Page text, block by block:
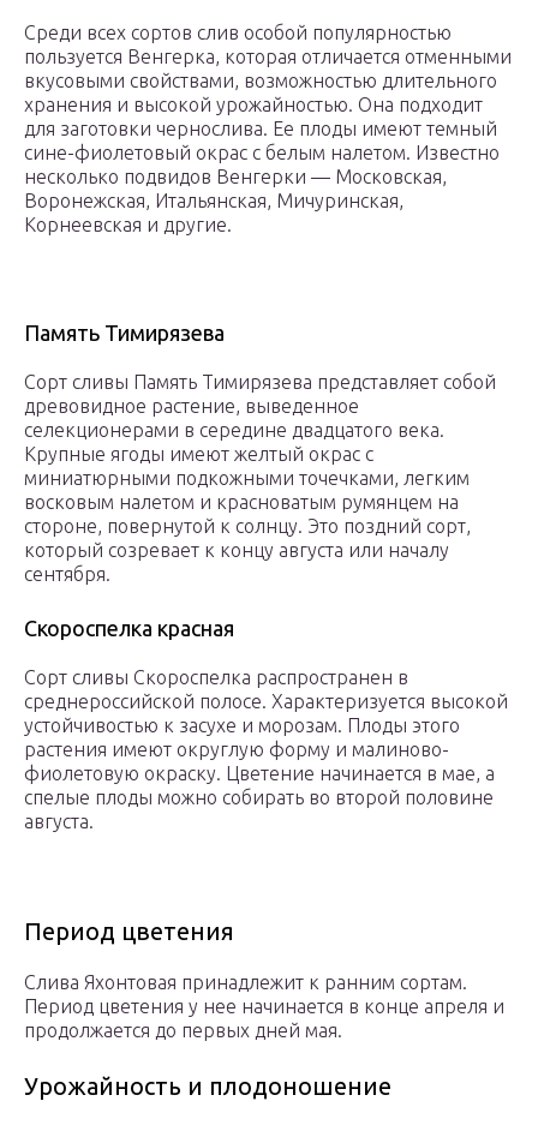
Среди всех сортов слив особой популярностью
пользуется Венгерка, которая отличается отменными
вкусовыми свойствами, возможностью длительного
хранения и высокой урожайностью. Она подходит
для заготовки чернослива. Ее плоды имеют темный
сине-фиолетовый окрас с белым налетом. Известно
несколько подвидов Венгерки — Московская,
Воронежская, Итальянская, Мичуринская,
Корнеевская и другие.
Память Тимирязева
Сорт сливы Память Тимирязева представляет собой
древовидное растение, выведенное
селекционерами в середине двадцатого века.
Крупные ягоды имеют желтый окрас с
миниатюрными подкожными точечками, легким
восковым налетом и красноватым румянцем на
стороне, повернутой к солнцу. Это поздний сорт,
который созревает к концу августа или началу
сентября.
Скороспелка красная
Сорт сливы Скороспелка распространен в
среднероссийской полосе. Характеризуется высокой
устойчивостью к засухе и морозам. Плоды этого
растения имеют округлую форму и малиново-
фиолетовую окраску. Цветение начинается в мае, а
спелые плоды можно собирать во второй половине
августа.
Период цветения
Слива Яхонтовая принадлежит к ранним сортам.
Период цветения у нее начинается в конце апреля и
продолжается до первых дней мая.
Урожайность и плодоношение